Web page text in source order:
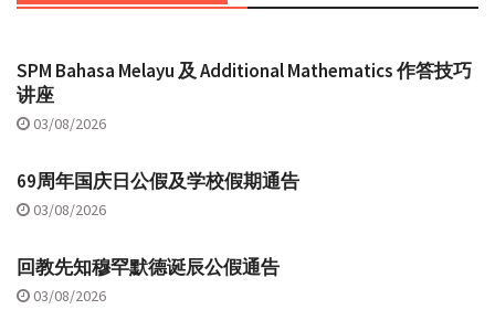
SPM Bahasa Melayu 及 Additional Mathematics 作答技巧
讲座
03/08/2026
69周年国庆日公假及学校假期通告
03/08/2026
回教先知穆罕默德诞辰公假通告
03/08/2026